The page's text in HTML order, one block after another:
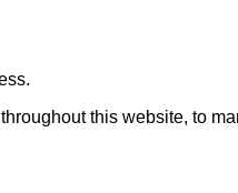
this website, to